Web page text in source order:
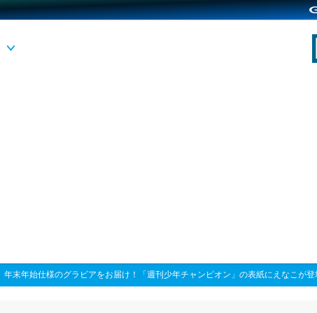
年末年始仕様のグラビアをお届け！「週刊少年チャンピオン」の表紙にえなこが登